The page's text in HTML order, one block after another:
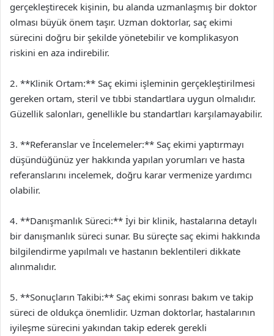
gerçekleştirecek kişinin, bu alanda uzmanlaşmış bir doktor
olması büyük önem taşır. Uzman doktorlar, saç ekimi
sürecini doğru bir şekilde yönetebilir ve komplikasyon
riskini en aza indirebilir.
2. **Klinik Ortam:** Saç ekimi işleminin gerçekleştirilmesi
gereken ortam, steril ve tıbbi standartlara uygun olmalıdır.
Güzellik salonları, genellikle bu standartları karşılamayabilir.
3. **Referanslar ve İncelemeler:** Saç ekimi yaptırmayı
düşündüğünüz yer hakkında yapılan yorumları ve hasta
referanslarını incelemek, doğru karar vermenize yardımcı
olabilir.
4. **Danışmanlık Süreci:** İyi bir klinik, hastalarına detaylı
bir danışmanlık süreci sunar. Bu süreçte saç ekimi hakkında
bilgilendirme yapılmalı ve hastanın beklentileri dikkate
alınmalıdır.
5. **Sonuçların Takibi:** Saç ekimi sonrası bakım ve takip
süreci de oldukça önemlidir. Uzman doktorlar, hastalarının
iyileşme sürecini yakından takip ederek gerekli